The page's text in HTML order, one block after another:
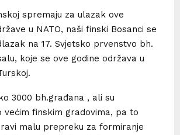
spremaju za ulazak ove
u NATO, naši finski Bosanci se
na 17. Svjetsko prvenstvo bh.
koje se ove godine održava u
3000 bh.građana , ali su
većim finskim gradovima, pa to
malu prepreku za formiranje